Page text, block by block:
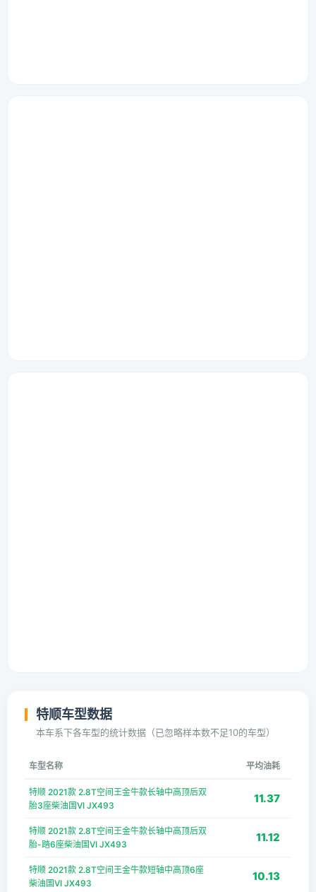
特顺车型数据
本车系下各车型的统计数据（已忽略样本数不足10的车型）
车型名称 平均油耗
特顺 2021款 2.8T空间王金牛款长轴中高顶后双
胎3座柴油国VI JX493
11.37
特顺 2021款 2.8T空间王金牛款长轴中高顶后双
胎-踏6座柴油国VI JX493
11.12
特顺 2021款 2.8T空间王金牛款短轴中高顶6座
柴油国VI JX493
10.13